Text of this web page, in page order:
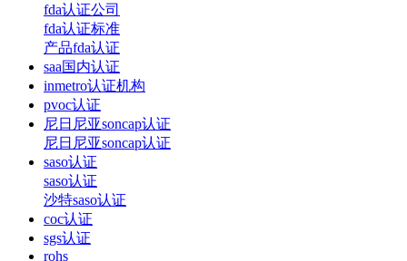
fda认证公司
fda认证标准
产品fda认证
saa国内认证
inmetro认证机构
pvoc认证
尼日尼亚soncap认证
尼日尼亚soncap认证
saso认证
saso认证
沙特saso认证
coc认证
sgs认证
rohs